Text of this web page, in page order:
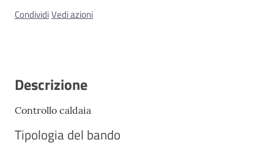
CondividiVedi azioni
Descrizione
Controllo caldaia
Tipologia del bando